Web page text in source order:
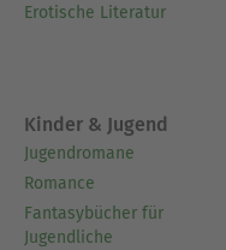
Erotische Literatur
Kinder & Jugend
Jugendromane
Romance
Fantasybücher für
Jugendliche